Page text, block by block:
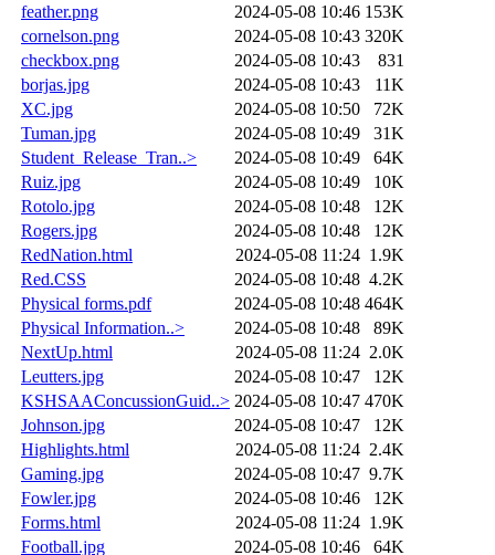
feather.png
2024-05-08 10:46 153K
cornelson.png
2024-05-08 10:43 320K
checkbox.png
2024-05-08 10:43
831
borjas.jpg
2024-05-08 10:43
11K
XC.jpg
2024-05-08 10:50
72K
Tuman.jpg
2024-05-08 10:49
31K
Student_Release_Tran..>
2024-05-08 10:49
64K
Ruiz.jpg
2024-05-08 10:49
10K
Rotolo.jpg
2024-05-08 10:48
12K
Rogers.jpg
2024-05-08 10:48
12K
RedNation.html
2024-05-08 11:24 1.9K
Red.CSS
2024-05-08 10:48 4.2K
Physical forms.pdf
2024-05-08 10:48 464K
Physical Information..>
2024-05-08 10:48
89K
NextUp.html
2024-05-08 11:24 2.0K
Leutters.jpg
2024-05-08 10:47
12K
KSHSAAConcussionGuid..> 2024-05-08 10:47 470K
Johnson.jpg
2024-05-08 10:47
12K
Highlights.html
2024-05-08 11:24 2.4K
Gaming.jpg
2024-05-08 10:47 9.7K
Fowler.jpg
2024-05-08 10:46
12K
Forms.html
2024-05-08 11:24 1.9K
Football.jpg
2024-05-08 10:46
64K